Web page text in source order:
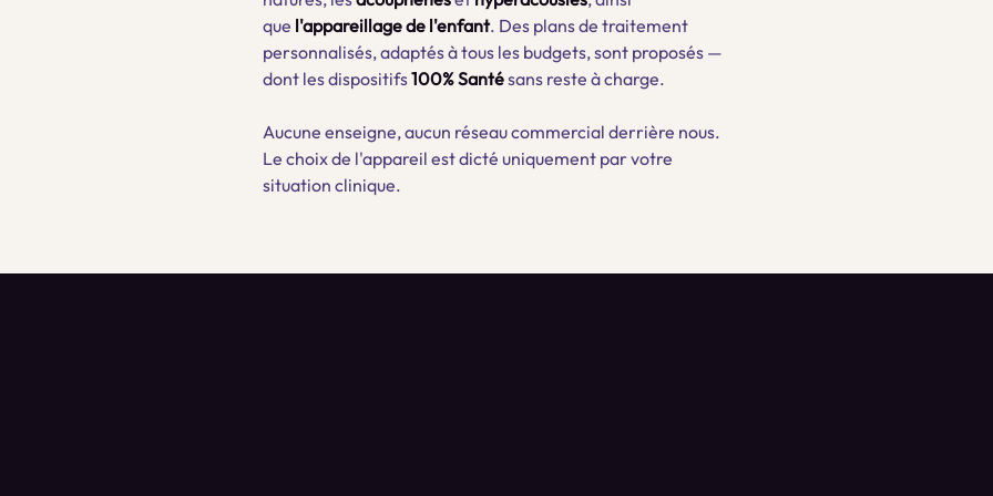
que l'appareillage de l'enfant. Des plans de traitement
personnalisés, adaptés à tous les budgets, sont proposés —
dont les dispositifs100% Santésans reste à charge.
Aucune enseigne, aucun réseau commercial derrière nous.
Le choix de l'appareil est dicté uniquement par votre
situation clinique.